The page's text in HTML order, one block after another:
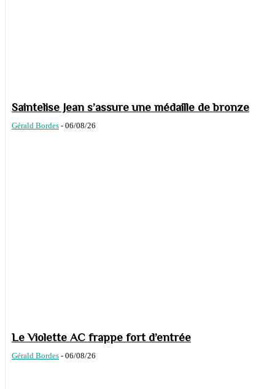
Saintelise Jean s’assure une médaille de bronze
Gérald Bordes - 06/08/26
Le Violette AC frappe fort d’entrée
Gérald Bordes - 06/08/26